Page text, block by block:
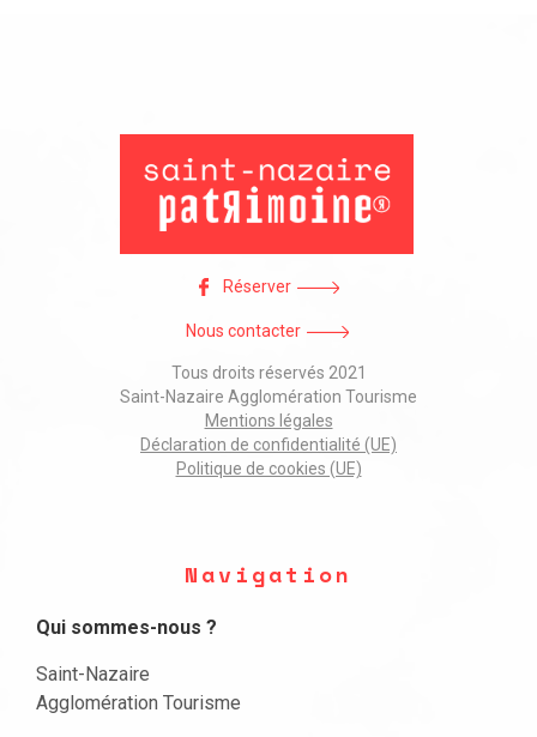
Réserver
Nous contacter
Tous droits réservés 2021
Saint-Nazaire Agglomération Tourisme
Mentions légales
Déclaration de confidentialité (UE)
Politique de cookies (UE)
Navigation
Qui sommes-nous ?
Saint-Nazaire
Agglomération Tourisme